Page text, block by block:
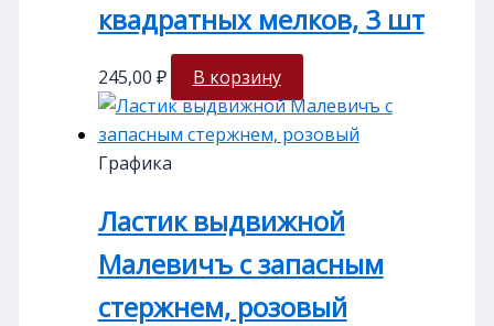
квадратных мелков, 3 шт
245,00 ₽ В корзину
Графика
Ластик выдвижной
Малевичъ с запасным
стержнем, розовый